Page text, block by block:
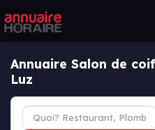
Annuaire Salon de
Luz